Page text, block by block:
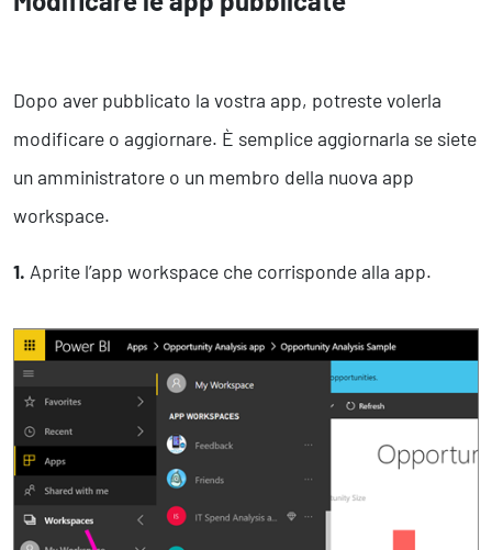
Dopo aver pubblicato la vostra app, potreste volerla
modificare o aggiornare. È semplice aggiornarla se siete
un amministratore o un membro della nuova app
workspace.
1. Aprite l’app workspace che corrisponde alla app.